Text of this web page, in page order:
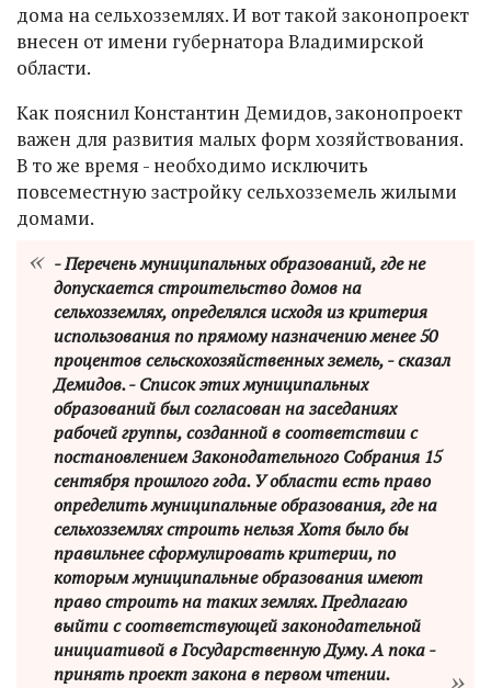
дома на сельхозземлях. И вот такой законопроект
внесен от имени губернатора Владимирской
области.
Как пояснил Константин Демидов, законопроект
важен для развития малых форм хозяйствования.
В то же время - необходимо исключить
повсеместную застройку сельхозземель жилыми
домами.
- Перечень муниципальных образований, где не
допускается строительство домов на
сельхозземлях, определялся исходя из критерия
использования по прямому назначению менее 50
процентов сельскохозяйственных земель, - сказал
Демидов. - Список этих муниципальных
образований был согласован на заседаниях
рабочей группы, созданной в соответствии с
постановлением Законодательного Собрания 15
сентября прошлого года. У области есть право
определить муниципальные образования, где на
сельхозземлях строить нельзя Хотя было бы
правильнее сформулировать критерии, по
которым муниципальные образования имеют
право строить на таких землях. Предлагаю
выйти с соответствующей законодательной
инициативой в Государственную Думу. А пока -
принять проект закона в первом чтении.